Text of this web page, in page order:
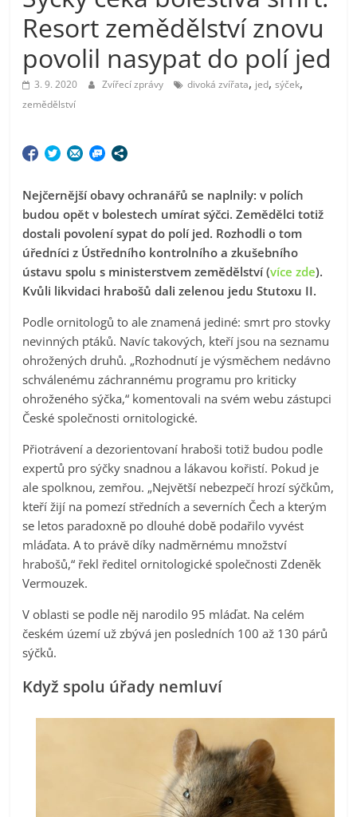
Resort zemědělství znovu
povolil nasypat do polí jed
3. 9. 2020 Zvířecí zprávy divoká zvířata, jed,sýček,
zemědělství
Nejčernější obavy ochranářů se naplnily: v polích
budou opět v bolestech umírat sýčci. Zemědělci totiž
dostali povolení sypat do polí jed. Rozhodli o tom
úředníci z Ústředního kontrolního a zkušebního
ústavu spolu s ministerstvem zemědělství (více zde).
Kvůli likvidaci hrabošů dali zelenou jedu Stutoxu II.
Podle ornitologů to ale znamená jediné: smrt pro stovky
nevinných ptáků. Navíc takových, kteří jsou na seznamu
ohrožených druhů. „Rozhodnutí je výsměchem nedávno
schválenému záchrannému programu pro kriticky
ohroženého sýčka,“ komentovali na svém webu zástupci
České společnosti ornitologické.
Přiotrávení a dezorientovaní hraboši totiž budou podle
expertů pro sýčky snadnou a lákavou kořistí. Pokud je
ale spolknou, zemřou. „Největší nebezpečí hrozí sýčkům,
kteří žijí na pomezí středních a severních Čech a kterým
se letos paradoxně po dlouhé době podařilo vyvést
mláďata. A to právě díky nadměrnému množství
hrabošů,“ řekl ředitel ornitologické společnosti Zdeněk
Vermouzek.
V oblasti se podle něj narodilo 95 mláďat. Na celém
českém území už zbývá jen posledních 100 až 130 párů
sýčků.
Když spolu úřady nemluví